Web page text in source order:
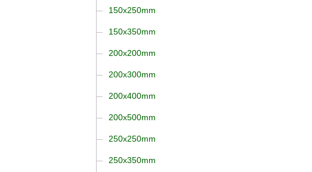
150x250mm
150x350mm
200x200mm
200x300mm
200x400mm
200x500mm
250x250mm
250x350mm